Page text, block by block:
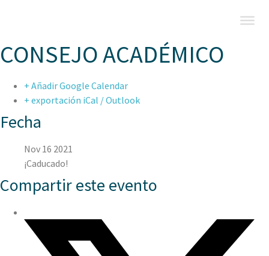
CONSEJO ACADÉMICO
+ Añadir Google Calendar
+ exportación iCal / Outlook
Fecha
Nov 16 2021
¡Caducado!
Compartir este evento